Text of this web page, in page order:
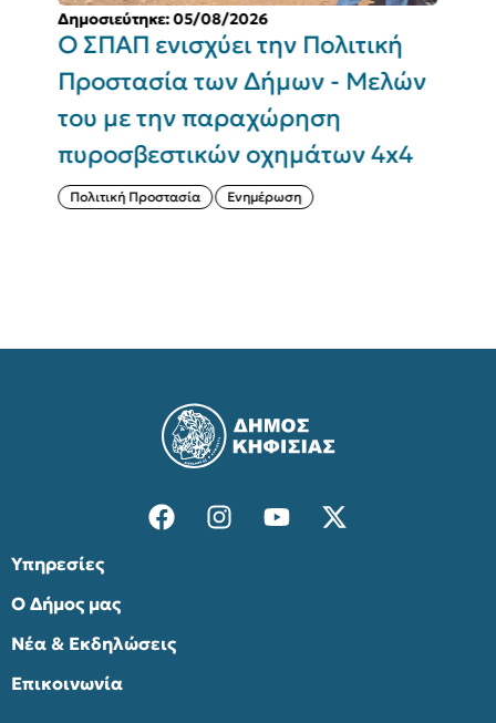
Δημοσιεύτηκε: 05/08/2026
Ο ΣΠΑΠ ενισχύει την Πολιτική
Προστασία των Δήμων - Μελών
του με την παραχώρηση
πυροσβεστικών οχημάτων 4x4
Πολιτική Προστασία Ενημέρωση
Υπηρεσίες
Ο Δήμος μας
Νέα & Εκδηλώσεις
Επικοινωνία